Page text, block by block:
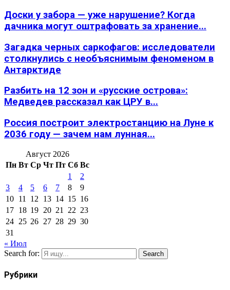
Доски у забора — уже нарушение? Когда
дачника могут оштрафовать за хранение...
Загадка черных саркофагов: исследователи
столкнулись с необъяснимым феноменом в
Антарктиде
Разбить на 12 зон и «русские острова»:
Медведев рассказал как ЦРУ в...
Россия построит электростанцию на Луне к
2036 году — зачем нам лунная...
Август 2026
Пн Вт Ср Чт Пт Сб Вс
1
2
3
4 5 6 7 8
9
10 11 12 13 14 15 16
17 18 19 20 21 22 23
24 25 26 27 28 29 30
31
« Июл
Search for:
Search
Рубрики